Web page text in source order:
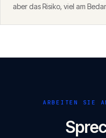
aber das Risiko, viel am
ARBEITEN SIE